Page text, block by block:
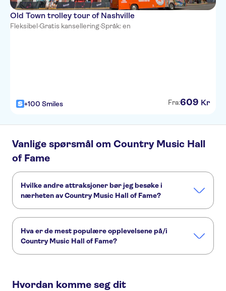
Old Town trolley tour of Nashville
Fleksibel·Gratis kansellering·Språk: en
+100 Smiles Fra:609 Kr
Vanlige spørsmål om Country Music Hall
of Fame
Hvilke andre attraksjoner bør jeg besøke i
nærheten av Country Music Hall of Fame?
Hatch Show Print RCA Studio B
Hva er de mest populære opplevelsene på/i
Country Music Hall of Fame?
Country Hall of Fame, RCA studio B and Hatch Show Print tour
Hvordan komme seg dit